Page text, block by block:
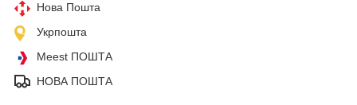
Нова Пошта
Укрпошта
Meest ПОШТА
НОВА ПОШТА